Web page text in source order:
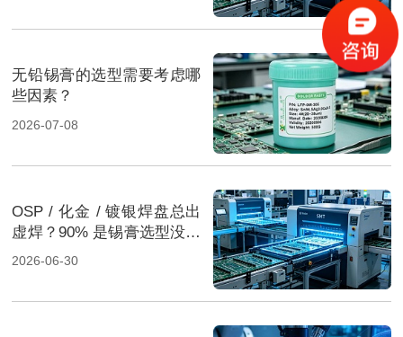
无铅锡膏的选型需要考虑哪
些因素？
2026-07-08
OSP / 化金 / 镀银焊盘总出
虚焊？90% 是锡膏选型没配
对
2026-06-30